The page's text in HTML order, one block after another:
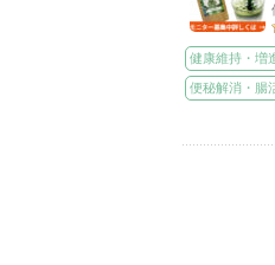
健康維持・増
便秘解消・腸